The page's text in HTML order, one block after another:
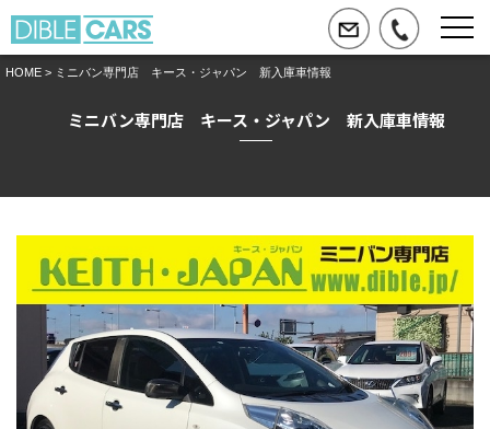
HOME > ミニバン専門店 キース・ジャパン 新入庫車情報
ミニバン専門店 キース・ジャパン 新入庫車情報